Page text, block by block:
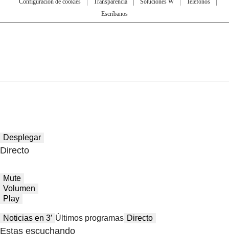
Configuración de cookies
Transparencia Soluciones W
Teléfonos
Escríbanos
Desplegar
Directo
Mute
Volumen
Play
Noticias en 3′ Últimos programas Directo
Estas escuchando